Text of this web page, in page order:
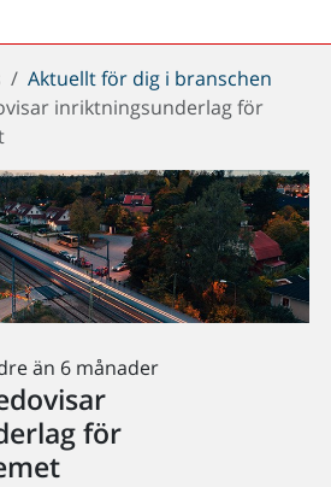
Aktuellt för dig i branschen
inriktningsunderlag för
än 6 månader
för